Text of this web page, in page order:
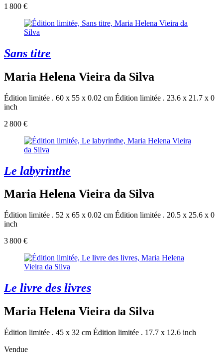
1 800 €
Sans titre
Maria Helena Vieira da Silva
Édition limitée . 60 x 55 x 0.02 cm Édition limitée . 23.6 x 21.7 x 0
inch
2 800 €
Le labyrinthe
Maria Helena Vieira da Silva
Édition limitée . 52 x 65 x 0.02 cm Édition limitée . 20.5 x 25.6 x 0
inch
3 800 €
Le livre des livres
Maria Helena Vieira da Silva
Édition limitée . 45 x 32 cm Édition limitée . 17.7 x 12.6 inch
Vendue